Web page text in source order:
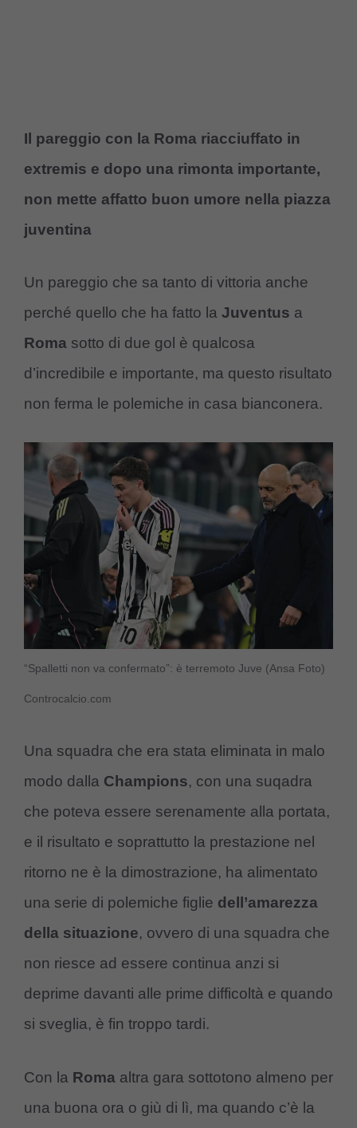
Il pareggio con la Roma riacciuffato in
extremis e dopo una rimonta importante,
non mette affatto buon umore nella piazza
juventina
Un pareggio che sa tanto di vittoria anche
perché quello che ha fatto la Juventus a
Roma sotto di due gol è qualcosa
d’incredibile e importante, ma questo risultato
non ferma le polemiche in casa bianconera.
“Spalletti non va confermato”: è terremoto Juve (Ansa Foto)
Controcalcio.com
Una squadra che era stata eliminata in malo
modo dalla Champions, con una suqadra
che poteva essere serenamente alla portata,
e il risultato e soprattutto la prestazione nel
ritorno ne è la dimostrazione, ha alimentato
una serie di polemiche figlie dell’amarezza
della situazione, ovvero di una squadra che
non riesce ad essere continua anzi si
deprime davanti alle prime difficoltà e quando
si sveglia, è fin troppo tardi.
Con la Roma altra gara sottotono almeno per
una buona ora o giù di lì, ma quando c’è la